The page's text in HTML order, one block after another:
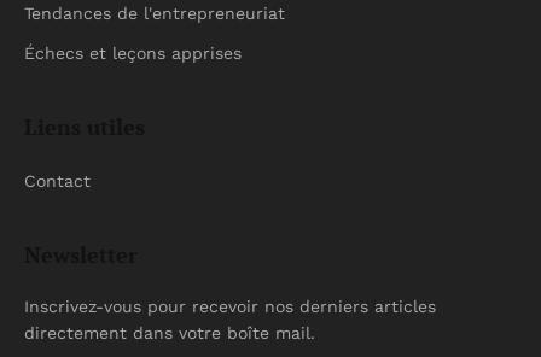
Tendances de l'entrepreneuriat
Échecs et leçons apprises
Contact
Inscrivez-vous pour recevoir nos derniers articles
directement dans votre boîte mail.